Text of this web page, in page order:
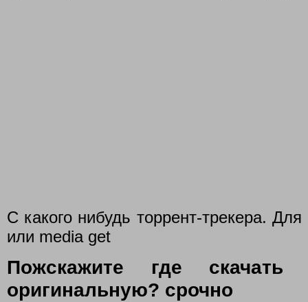
С какого нибудь торрент-трекера.
или media get
Пожскажите где
оригинальную? срочно